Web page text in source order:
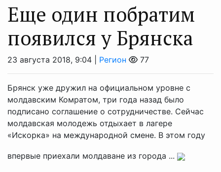
Еще один побратим
появился у Брянска
23 августа 2018, 9:04 | Регион 77
Брянск уже дружил на официальном уровне с
молдавским Комратом, три года назад было
подписано соглашение о сотрудничестве. Сейчас
молдавская молодежь отдыхает в лагере
«Искорка» на международной смене. В этом году
впервые приехали молдаване из города ...